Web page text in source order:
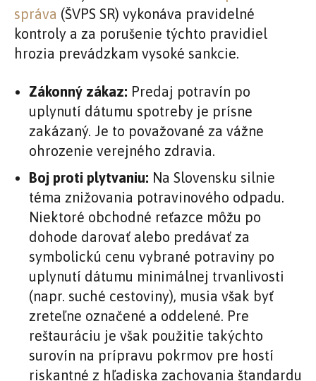
správa (ŠVPS SR) vykonáva pravidelné
kontroly a za porušenie týchto pravidiel
hrozia prevádzkam vysoké sankcie.
Zákonný zákaz: Predaj potravín po
uplynutí dátumu spotreby je prísne
zakázaný. Je to považované za vážne
ohrozenie verejného zdravia.
Boj proti plytvaniu: Na Slovensku silnie
téma znižovania potravinového odpadu.
Niektoré obchodné reťazce môžu po
dohode darovať alebo predávať za
symbolickú cenu vybrané potraviny po
uplynutí dátumu minimálnej trvanlivosti
(napr. suché cestoviny), musia však byť
zreteľne označené a oddelené. Pre
reštauráciu je však použitie takýchto
surovín na prípravu pokrmov pre hostí
riskantné z hľadiska zachovania štandardu